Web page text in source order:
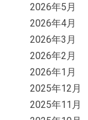
2026年5月
2026年4月
2026年3月
2026年2月
2026年1月
2025年12月
2025年11月